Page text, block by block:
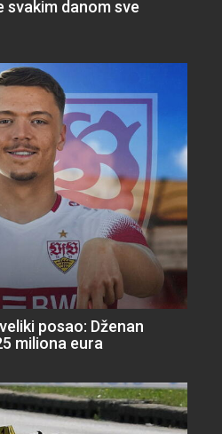
svakim danom sve
posao: Dženan
miliona eura